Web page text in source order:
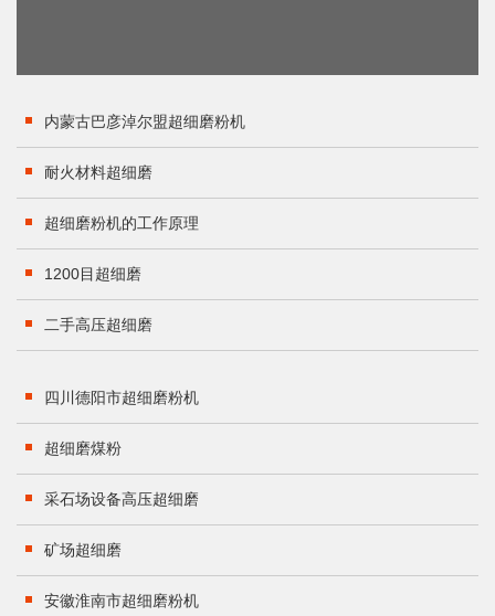
内蒙古巴彦淖尔盟超细磨粉机
耐火材料超细磨
超细磨粉机的工作原理
1200目超细磨
二手高压超细磨
四川德阳市超细磨粉机
超细磨煤粉
采石场设备高压超细磨
矿场超细磨
安徽淮南市超细磨粉机